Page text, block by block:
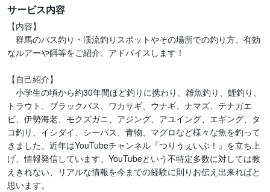
サービス内容
【内容】
群馬のバス釣り・渓流釣りスポットやその場所での釣り方、有効
なルアーや餌等をご紹介、アドバイスします！
【自己紹介】
小学生の頃から約30年間ほど釣りに携わり、雑魚釣り、鯉釣り、
トラウト、ブラックバス、ワカサギ、ウナギ、ナマズ、テナガエ
ビ、伊勢海老、モクズガニ、アジング、アユイング、エギング、タ
コ釣り、イシダイ、シーバス、青物、マグロなど様々な魚を釣って
きました。近年はYouTubeチャンネル『つりうぇいぶ！』を立ち上
げ、情報発信しています。YouTubeという不特定多数に対しては教
えきれない、リアルな情報を今までの経験に則りお伝え出来ればと
思います。